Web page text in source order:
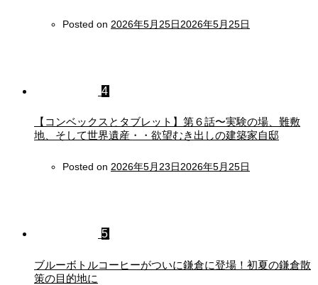
Posted on 2026年5月25日2026年5月25日
4
【コンベックスとタブレット】第６話〜実験の場、難敷
地、そして世界遺産・・欲望むき出しの建築家自邸
Posted on 2026年5月23日2026年5月25日
5
ブルーボトルコーヒーがついに鎌倉に登場！初夏の鎌倉散
策の目的地に